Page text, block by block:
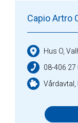
Capio Artro
Hus O,
08-406 27
Vårdavtal,